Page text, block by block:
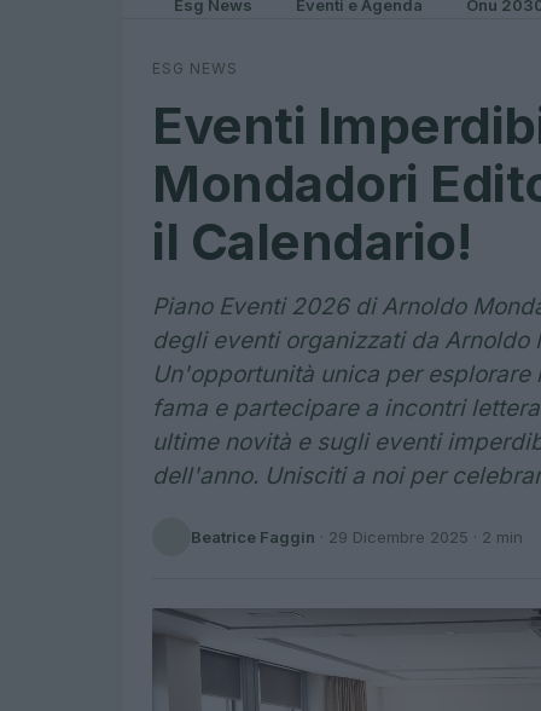
Esg News Eventi e Agenda Onu
ESG NEWS
Eventi
Mondadori
il Calendario!
Piano Eventi 2026 di Arnoldo
degli eventi organizzati da Arnoldo
Un'opportunità unica per
fama e partecipare a incontri
ultime novità e sugli eventi
dell'anno. Unisciti a noi per
Beatrice Faggin · 29 Dicembre 2025 · 2 min